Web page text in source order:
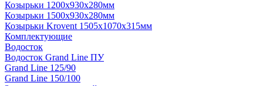
Козырьки 1200х930х280мм
Козырьки 1500х930х280мм
Козырьки Krovent 1505х1070х315мм
Комплектующие
Водосток
Водосток Grand Line ПУ
Grand Line 125/90
Grand Line 150/100